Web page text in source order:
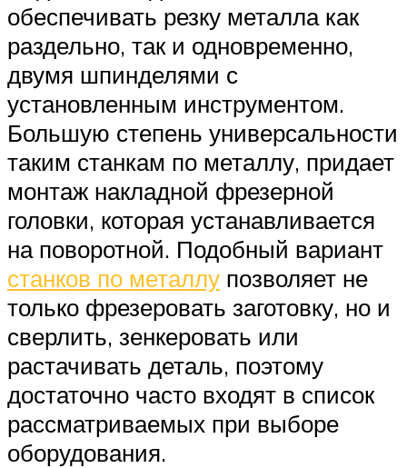
обеспечивать резку металла как
раздельно, так и одновременно,
двумя шпинделями с
установленным инструментом.
Большую степень универсальности
таким станкам по металлу, придает
монтаж накладной фрезерной
головки, которая устанавливается
на поворотной. Подобный вариант
станков по металлу позволяет не
только фрезеровать заготовку, но и
сверлить, зенкеровать или
растачивать деталь, поэтому
достаточно часто входят в список
рассматриваемых при выборе
оборудования.